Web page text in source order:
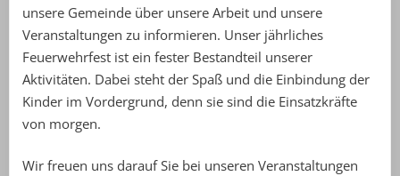
unsere Gemeinde über unsere Arbeit und unsere
Veranstaltungen zu informieren. Unser jährliches
Feuerwehrfest ist ein fester Bestandteil unserer
Aktivitäten. Dabei steht der Spaß und die Einbindung der
Kinder im Vordergrund, denn sie sind die Einsatzkräfte
von morgen.
Wir freuen uns darauf Sie bei unseren Veranstaltungen